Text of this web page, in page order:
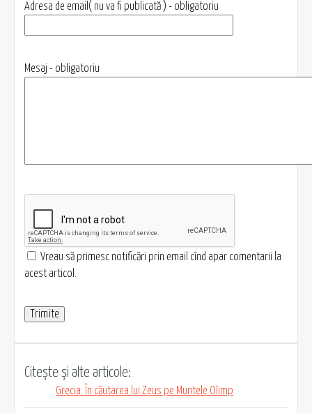
Adresa de email( nu va fi publicată ) - obligatoriu
Mesaj - obligatoriu
Vreau să primesc notificări prin email cînd apar comentarii la
acest articol.
Citește și alte articole:
Grecia: În căutarea lui Zeus pe Muntele Olimp